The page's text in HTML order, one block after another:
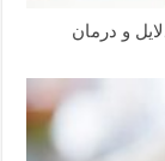
و درمان